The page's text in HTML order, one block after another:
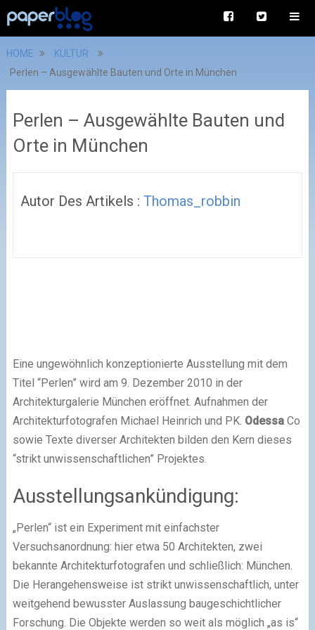
HOME
KULTUR
Perlen – Ausgewählte Bauten und Orte in München
Perlen – Ausgewählte Bauten und
Orte in München
Autor Des Artikels : Thomas_robbin
Eine ungewöhnlich konzeptionierte Ausstellung mit dem
Titel “Perlen” wird am 9. Dezember 2010 in der
Architekturgalerie München eröffnet. Aufnahmen der
Architekturfotografen Michael Heinrich und PK. OdessaCo
sowie Texte diverser Architekten bilden den Kern dieses
“strikt unwissenschaftlichen” Projektes.
Ausstellungsankündigung:
„Perlen“ ist ein Experiment mit einfachster
Versuchsanordnung: hier etwa 50 Architekten, zwei
bekannte Architekturfotografen und schließlich: München.
Die Herangehensweise ist strikt unwissenschaftlich, unter
weitgehend bewusster Auslassung baugeschichtlicher
Forschung. Die Objekte werden so weit als möglich „as is“